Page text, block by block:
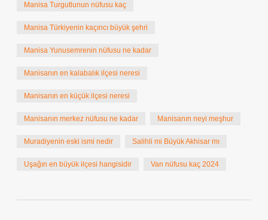
Manisa Turgutlunun nüfusu kaç
Manisa Türkiyenin kaçıncı büyük şehri
Manisa Yunusemrenin nüfusu ne kadar
Manisanın en kalabalık ilçesi neresi
Manisanın en küçük ilçesi neresi
Manisanın merkez nüfusu ne kadar Manisanın neyi meşhur
Muradiyenin eski ismi nedir Salihli mi Büyük Akhisar mı
Uşağın en büyük ilçesi hangisidir Van nüfusu kaç 2024